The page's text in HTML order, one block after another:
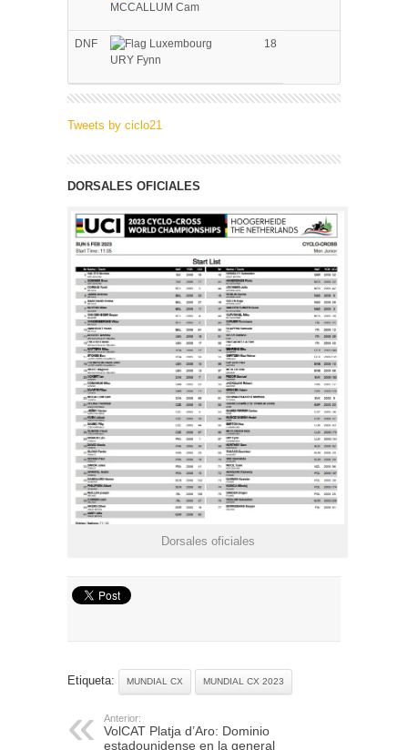
MCCALLUM Cam
DNF
URY Fynn
18
Tweets by ciclo21
DORSALES OFICIALES
Dorsales oficiales
Etiqueta: MUNDIAL CX MUNDIAL CX 2023
Anterior:
VolCAT Platja d’Aro: Dominio
estadounidense en la general